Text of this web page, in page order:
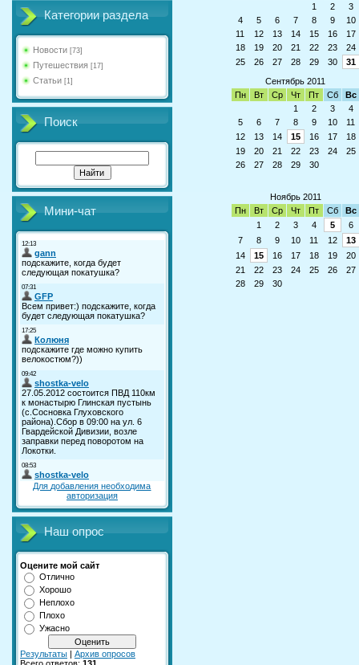
Категории раздела
Новости [73]
Путешествия [17]
Статьи [1]
Поиск
Мини-чат
Для добавления необходима
авторизация
Наш опрос
Оцените мой сайт
Отлично
Хорошо
Неплохо
Плохо
Ужасно
Результаты | Архив опросов
1
2
3
4
5 6 7 8 9
10
11
12 13 14 15 16
17
18
19 20 21 22 23
24
25
26 27 28 29 30
31
Сентябрь 2011
Пн
Вт Ср Чт Пт Сб
Вс
1
2 3
4
5
6 7 8 9 10
11
12
13 14 15 16 17
18
19
20 21 22 23 24
25
26
27 28 29 30
Ноябрь 2011
Пн
Вт Ср Чт Пт Сб
Вс
1
2 3 4 5
6
7
8 9 10 11 12
13
14
15 16 17 18 19
20
21
22 23 24 25 26
27
28
29 30